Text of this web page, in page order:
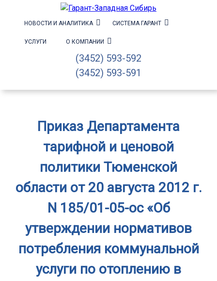
НОВОСТИ И АНАЛИТИКА СИСТЕМА ГАРАНТ
УСЛУГИ О КОМПАНИИ
(3452) 593-592
(3452) 593-591
Приказ Департамента
тарифной и ценовой
политики Тюменской
области от 20 августа 2012 г.
N 185/01-05-ос «Об
утверждении нормативов
потребления коммунальной
услуги по отоплению в